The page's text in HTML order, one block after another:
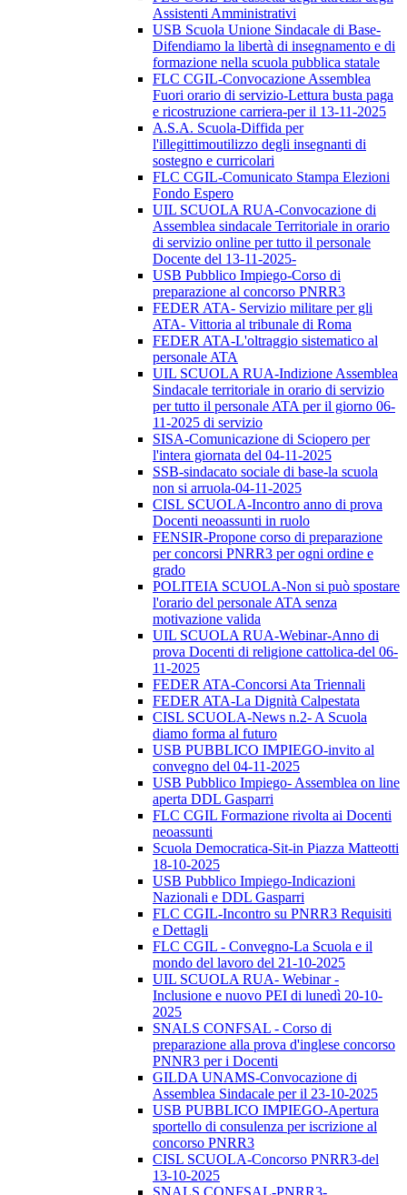
Assistenti Amministrativi
USB Scuola Unione Sindacale di Base-
Difendiamo la libertà di insegnamento e di
formazione nella scuola pubblica statale
FLC CGIL-Convocazione Assemblea
Fuori orario di servizio-Lettura busta paga
e ricostruzione carriera-per il 13-11-2025
A.S.A. Scuola-Diffida per
l'illegittimoutilizzo degli insegnanti di
sostegno e curricolari
FLC CGIL-Comunicato Stampa Elezioni
Fondo Espero
UIL SCUOLA RUA-Convocazione di
Assemblea sindacale Territoriale in orario
di servizio online per tutto il personale
Docente del 13-11-2025-
USB Pubblico Impiego-Corso di
preparazione al concorso PNRR3
FEDER ATA- Servizio militare per gli
ATA- Vittoria al tribunale di Roma
FEDER ATA-L'oltraggio sistematico al
personale ATA
UIL SCUOLA RUA-Indizione Assemblea
Sindacale territoriale in orario di servizio
per tutto il personale ATA per il giorno 06-
11-2025 di servizio
SISA-Comunicazione di Sciopero per
l'intera giornata del 04-11-2025
SSB-sindacato sociale di base-la scuola
non si arruola-04-11-2025
CISL SCUOLA-Incontro anno di prova
Docenti neoassunti in ruolo
FENSIR-Propone corso di preparazione
per concorsi PNRR3 per ogni ordine e
grado
POLITEIA SCUOLA-Non si può spostare
l'orario del personale ATA senza
motivazione valida
UIL SCUOLA RUA-Webinar-Anno di
prova Docenti di religione cattolica-del 06-
11-2025
FEDER ATA-Concorsi Ata Triennali
FEDER ATA-La Dignità Calpestata
CISL SCUOLA-News n.2- A Scuola
diamo forma al futuro
USB PUBBLICO IMPIEGO-invito al
convegno del 04-11-2025
USB Pubblico Impiego- Assemblea on line
aperta DDL Gasparri
FLC CGIL Formazione rivolta ai Docenti
neoassunti
Scuola Democratica-Sit-in Piazza Matteotti
18-10-2025
USB Pubblico Impiego-Indicazioni
Nazionali e DDL Gasparri
FLC CGIL-Incontro su PNRR3 Requisiti
e Dettagli
FLC CGIL - Convegno-La Scuola e il
mondo del lavoro del 21-10-2025
UIL SCUOLA RUA- Webinar -
Inclusione e nuovo PEI di lunedì 20-10-
2025
SNALS CONFSAL - Corso di
preparazione alla prova d'inglese concorso
PNNR3 per i Docenti
GILDA UNAMS-Convocazione di
Assemblea Sindacale per il 23-10-2025
USB PUBBLICO IMPIEGO-Apertura
sportello di consulenza per iscrizione al
concorso PNRR3
CISL SCUOLA-Concorso PNRR3-del
13-10-2025